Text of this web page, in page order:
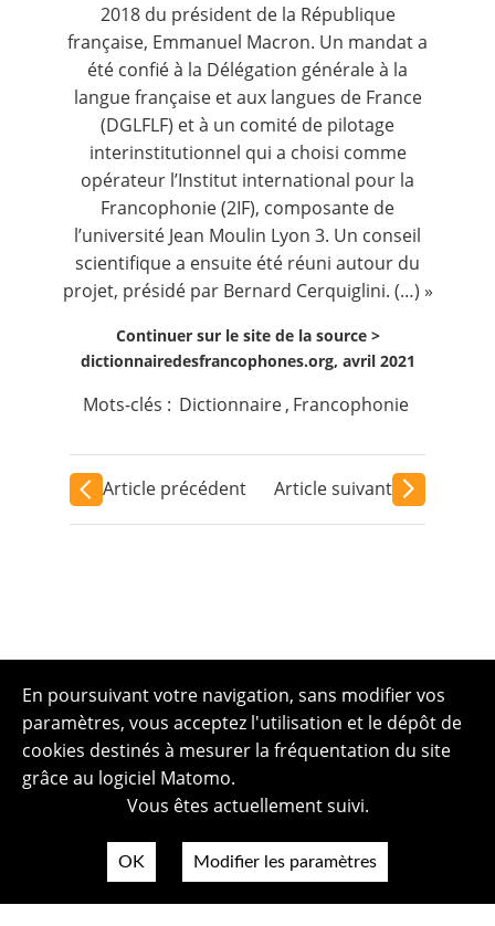
2018 du président de la République
française, Emmanuel Macron. Un mandat a
été confié à la Délégation générale à la
langue française et aux langues de France
(DGLFLF) et à un comité de pilotage
interinstitutionnel qui a choisi comme
opérateur l’Institut international pour la
Francophonie (2IF), composante de
l’université Jean Moulin Lyon 3. Un conseil
scientifique a ensuite été réuni autour du
projet, présidé par Bernard Cerquiglini. (…) »
Continuer sur le site de la source >
dictionnairedesfrancophones.org, avril 2021
Mots-clés : Dictionnaire, Francophonie
Article précédent Article suivant
En poursuivant votre navigation, sans modifier vos
paramètres, vous acceptez l'utilisation et le dépôt de
cookies destinés à mesurer la fréquentation du site
grâce au logiciel Matomo.
Vous êtes actuellement suivi.
OK Modifier les paramètres